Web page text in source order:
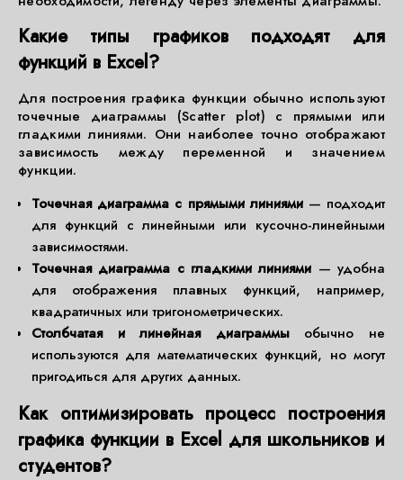
Какие типы графиков подходят для
функций в Excel?
Для построения графика функции обычно используют
точечные диаграммы (Scatter plot) с прямыми или
гладкими линиями. Они наиболее точно отображают
зависимость между переменной и значением
функции.
Точечная диаграмма с прямыми линиями— подходит
для функций с линейными или кусочно-линейными
зависимостями.
Точечная диаграмма с гладкими линиями — удобна
для отображения плавных функций, например,
квадратичных или тригонометрических.
Столбчатая и линейная диаграммыобычно не
используются для математических функций, но могут
пригодиться для других данных.
Как оптимизировать процесс построения
графика функции в Excel для школьников и
студентов?